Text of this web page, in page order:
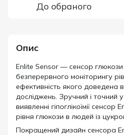
До обраного
Опис
Enlite Sensor — сенсор глюкози
безперервного моніторингу
ефективність якого доведена
досліджень. Зручний і точний
виявленні гіпоглікоїмії
рівня глюкози в людей із
Покращений дизайн сенсора